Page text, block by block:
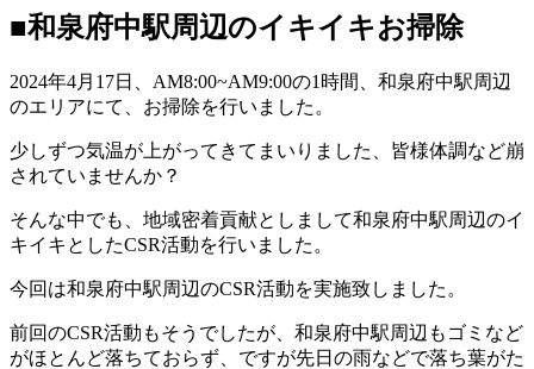
■和泉府中駅周辺のイキイキお掃除
2024年4月17日、AM8:00~AM9:00の1時間、和泉府中駅周辺
のエリアにて、お掃除を行いました。
少しずつ気温が上がってきてまいりました、皆様体調など崩
されていませんか？
​そんな中でも、地域密着貢献としまして和泉府中駅周辺のイ
キイキとしたCSR活動を行いました。
​今回は和泉府中駅周辺のCSR活動を実施致しました。
​前回のCSR活動もそうでしたが、和泉府中駅周辺もゴミなど
がほとんど落ちておらず、ですが先日の雨などで落ち葉がた